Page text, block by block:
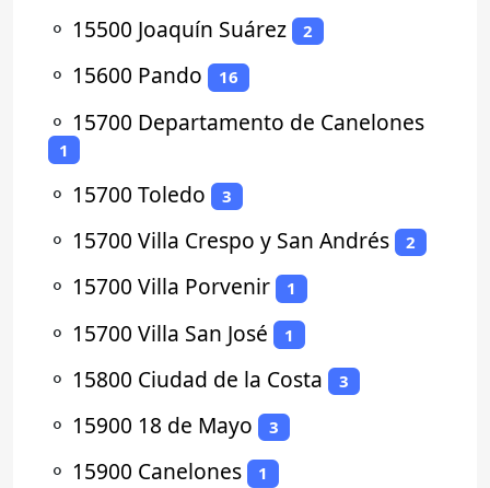
⚬ 15500 Joaquín Suárez 2
⚬ 15600 Pando 16
⚬ 15700 Departamento de Canelones
1
⚬ 15700 Toledo 3
⚬ 15700 Villa Crespo y San Andrés 2
⚬ 15700 Villa Porvenir 1
⚬ 15700 Villa San José 1
⚬ 15800 Ciudad de la Costa 3
⚬ 15900 18 de Mayo 3
⚬ 15900 Canelones 1